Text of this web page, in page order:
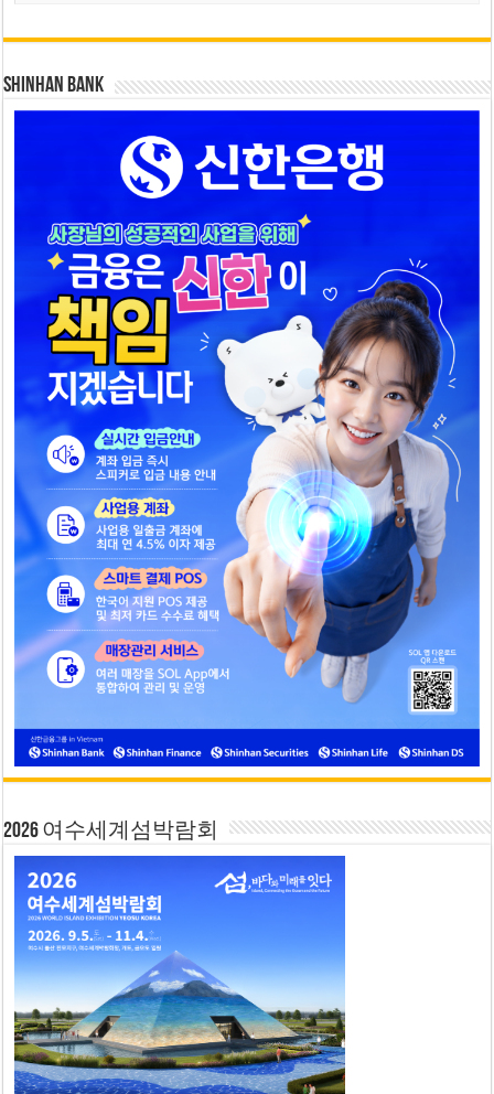
SHINHAN BANK
2026 여수세계섬박람회